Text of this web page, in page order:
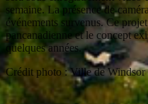
semaine. La présence de
événements survenus. Ce
pancanadienne et le concept
quelques années.
Crédit photo : Ville de Windsor